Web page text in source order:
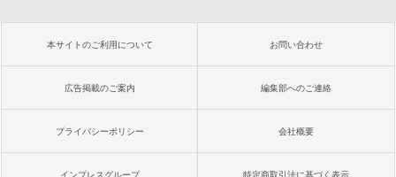
本サイトのご利用について お問い合わせ
広告掲載のご案内 編集部へのご連絡
プライバシーポリシー 会社概要